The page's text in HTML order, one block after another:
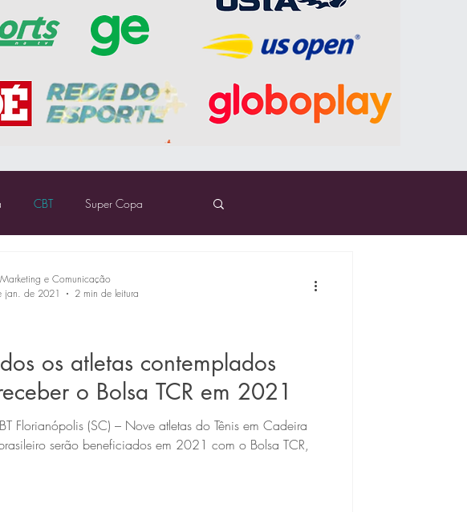
CBT Super Copa
os atletas contemplados
o Bolsa TCR em 2021
Florianópolis (SC) – Nove atletas do Tênis em Cadeira
serão beneficiados em 2021 com o Bolsa TCR,
e Comunicação
jan. de 2021
2 min de leitura